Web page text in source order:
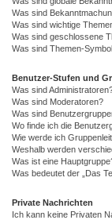
Was sind
Was sind wichtige
Was sind geschlossene
Was sind Themen-
Benutzer-Stufen und
Was sind
Was sind Moderatoren?
Was sind
Wo finde ich die
Wie werde ich
Weshalb werden
Was ist eine
Was bedeutet der „Das
Private Nachrichten
Ich kann keine Privaten